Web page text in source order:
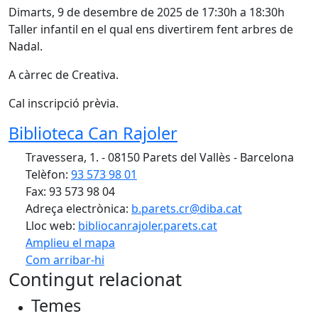
Dimarts, 9 de desembre de 2025 de 17:30h a 18:30h
Taller infantil en el qual ens divertirem fent arbres de
Nadal.
A càrrec de Creativa.
Cal inscripció prèvia.
Biblioteca Can Rajoler
Travessera, 1. - 08150 Parets del Vallès - Barcelona
Telèfon: 93 573 98 01
Fax: 93 573 98 04
Adreça electrònica: b.parets.cr@diba.cat
Lloc web: bibliocanrajoler.parets.cat
Amplieu el mapa
Com arribar-hi
+
Contingut relacionat
Temes